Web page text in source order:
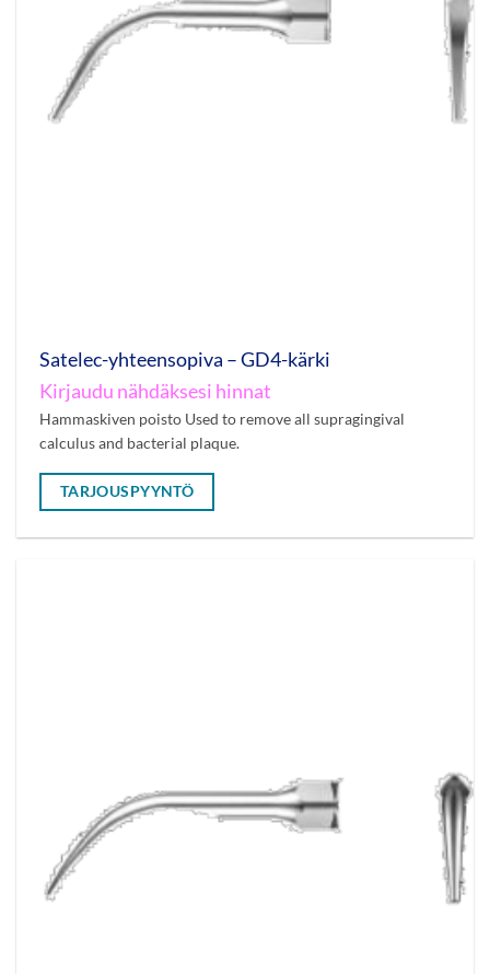
Satelec-yhteensopiva – GD4-kärki
Kirjaudu nähdäksesi hinnat
Hammaskiven poisto Used to remove all supragingival
calculus and bacterial plaque.
TARJOUSPYYNTÖ